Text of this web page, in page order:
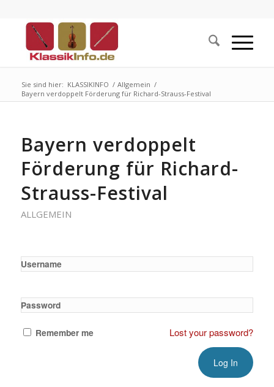
Sie sind hier: KLASSIKINFO / Allgemein /
Bayern verdoppelt Förderung für Richard-Strauss-Festival
Bayern verdoppelt
Förderung für Richard-
Strauss-Festival
ALLGEMEIN
Username
Password
Remember me Lost your password?